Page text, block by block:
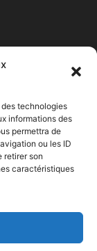
technologies
informations des
permettra de
ou les ID
retirer son
caractéristiques